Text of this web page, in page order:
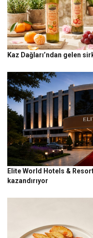
Kaz Dağları’ndan gelen
Elite World Hotels &
kazandırıyor